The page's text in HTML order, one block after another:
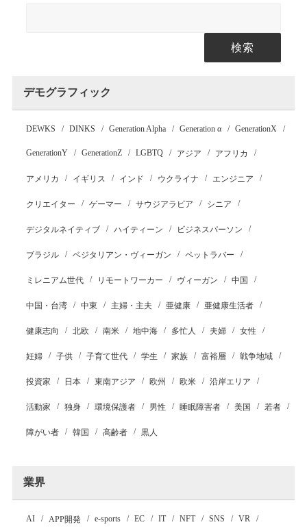
検索
デモグラフィック
DEWKS DINKS Generation Alpha Generation α GenerationX
GenerationY GenerationZ LGBTQ アジア アフリカ
アメリカ イギリス インド ウクライナ エンジニア
クリエイター ゲーマー サウジアラビア シニア
デジタルネイティブ ハイティーン ビジネスパーソン
ブラジル ベジタリアン・ヴィーガン ペットラバー
ミレニアム世代 リモートワーカー ヴィーガン 中国
中国・台湾 中東 主婦・主夫 亜健康 亜健康生活者
健康志向 北欧 南米 地中海 多忙人 夫婦 女性
妊婦 子供 子育て世代 学生 家族 富裕層 戦争地域
投資家 日本 東南アジア 欧州 欧米 沿岸エリア
活動家 独身 環境保護者 男性 睡眠障害者 美国 若者
障がい者 韓国 高齢者 黒人
業界
AI APP開発 e-sports EC IT NFT SNS VR